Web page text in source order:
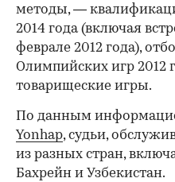
методы, —
2014 года (включая
феврале 2012 года),
Олимпийских игр 2012
товарищеские игры.
По данным
Yonhap, судьи,
из разных стран,
Бахрейн и Узбекистан.